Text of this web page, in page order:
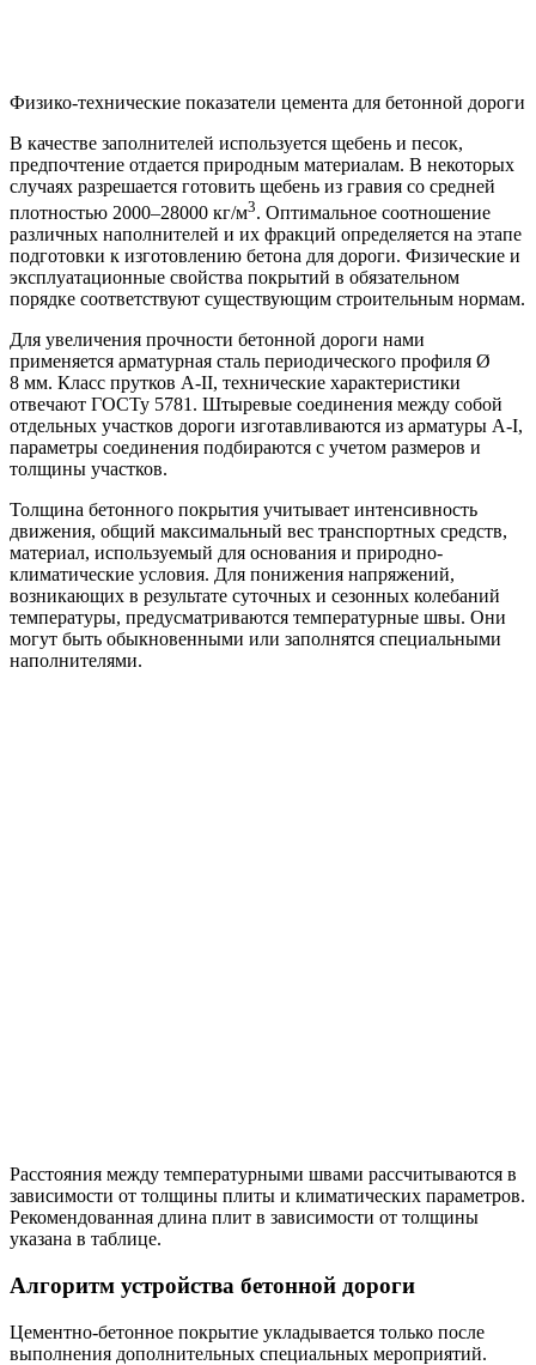
Физико-технические показатели цемента для бетонной дороги
В качестве заполнителей используется щебень и песок,
предпочтение отдается природным материалам. В некоторых
случаях разрешается готовить щебень из гравия со средней
плотностью 2000–28000 кг/м3. Оптимальное соотношение
различных наполнителей и их фракций определяется на этапе
подготовки к изготовлению бетона для дороги. Физические и
эксплуатационные свойства покрытий в обязательном
порядке соответствуют существующим строительным нормам.
Для увеличения прочности бетонной дороги нами
применяется арматурная сталь периодического профиля Ø
8 мм. Класс прутков А-II, технические характеристики
отвечают ГОСТу 5781. Штыревые соединения между собой
отдельных участков дороги изготавливаются из арматуры А-I,
параметры соединения подбираются с учетом размеров и
толщины участков.
Толщина бетонного покрытия учитывает интенсивность
движения, общий максимальный вес транспортных средств,
материал, используемый для основания и природно-
климатические условия. Для понижения напряжений,
возникающих в результате суточных и сезонных колебаний
температуры, предусматриваются температурные швы. Они
могут быть обыкновенными или заполнятся специальными
наполнителями.
Расстояния между температурными швами рассчитываются в
зависимости от толщины плиты и климатических параметров.
Рекомендованная длина плит в зависимости от толщины
указана в таблице.
Алгоритм устройства бетонной дороги
Цементно-бетонное покрытие укладывается только после
выполнения дополнительных специальных мероприятий.